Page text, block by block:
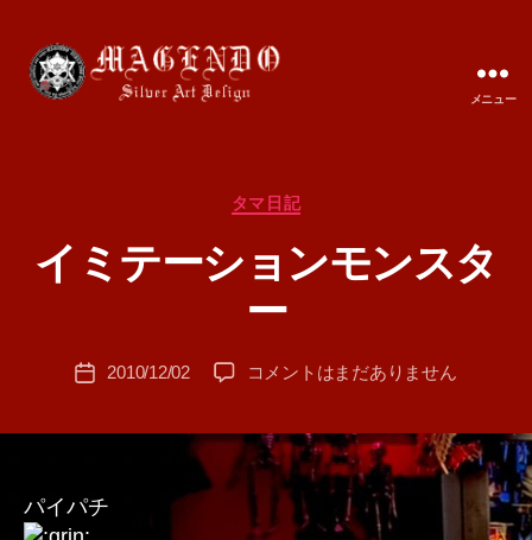
メニュー
カ
ゴ
リ
ー
タマ日記
イミテーションモンスタ
ー
作
T
A
投
2010/12/02
イ
ー
シ
ン
コメントはまだありません
パイパチ